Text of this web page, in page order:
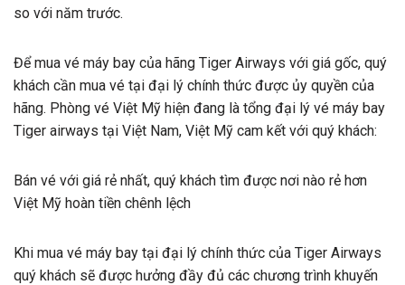
so với năm trước.
Để mua vé máy bay của hãng Tiger Airways với giá gốc, quý
khách cần mua vé tại đại lý chính thức được ủy quyền của
hãng. Phòng vé Việt Mỹ hiện đang là tổng đại lý vé máy bay
Tiger airways tại Việt Nam, Việt Mỹ cam kết với quý khách:
Bán vé với giá rẻ nhất, quý khách tìm được nơi nào rẻ hơn
Việt Mỹ hoàn tiền chênh lệch
Khi mua vé máy bay tại đại lý chính thức của Tiger Airways
quý khách sẽ được hưởng đầy đủ các chương trình khuyến